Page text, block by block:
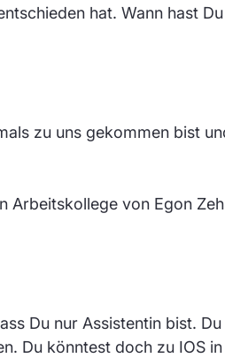
hat. Wann hast
zu uns gekommen bist
Arbeitskollege von Egon
Du nur Assistentin bist.
Du könntest doch zu IOS